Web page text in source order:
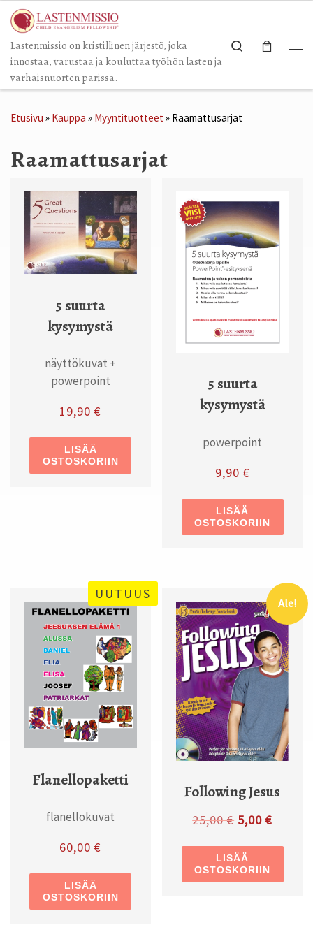
Skip to content
Lastenmissio on kristillinen järjestö, joka
innostaa, varustaa ja kouluttaa työhön lasten ja
varhaisnuorten parissa.
Search
Etusivu » Kauppa » Myyntituotteet» Raamattusarjat
Raamattusarjat
5 suurta
kysymystä
näyttökuvat +
powerpoint
19,90€
LISÄÄ
OSTOSKORIIN
5 suurta
kysymystä
powerpoint
9,90 €
LISÄÄ
OSTOSKORIIN
UUTUUS
Flanellopaketti
flanellokuvat
60,00€
LISÄÄ
OSTOSKORIIN
Ale!
Following Jesus
25,00€ 5,00€
LISÄÄ
OSTOSKORIIN